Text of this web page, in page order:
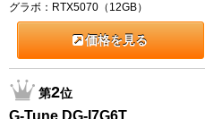
グラボ：RTX5070（12GB）
価格を見る
第2位